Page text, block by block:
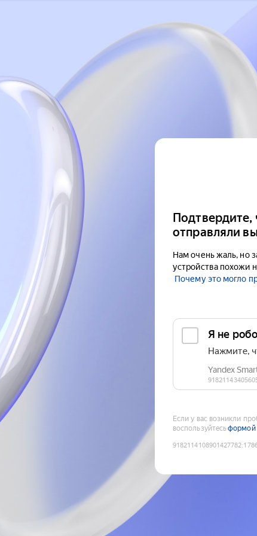
Подтвердите,
отправляли
Нам очень жаль, но
устройства похожи
Почему это могло
Если у вас возникли
воспользуйтесьформой
9182114108901427782: